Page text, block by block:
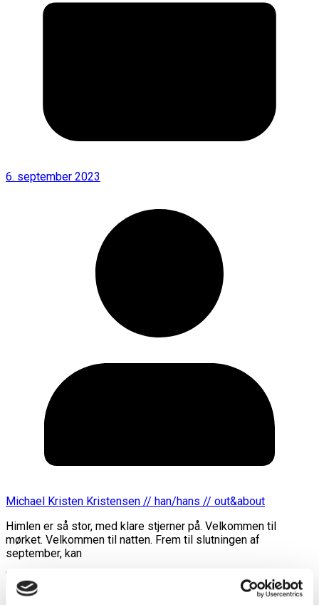
6. september 2023
Michael Kristen Kristensen // han/hans // out&about
Himlen er så stor, med klare stjerner på. Velkommen til
mørket. Velkommen til natten. Frem til slutningen af
september, kan
Læs mere